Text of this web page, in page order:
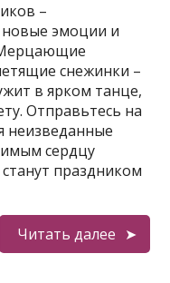
–
эмоции и
снежинки –
в ярком танце,
Отправьтесь на
неизведанные
сердцу
праздником
Читать далее